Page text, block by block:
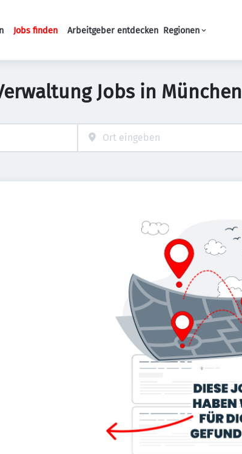
Haupt-Navigation
Jobs finden Arbeitgeber entdecken Regionen
Jobs in München